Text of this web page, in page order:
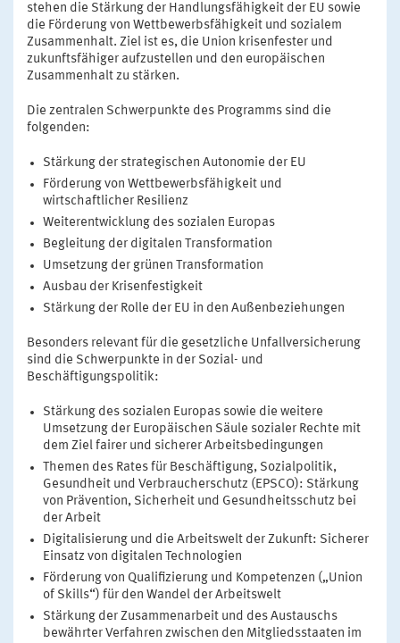
stehen die Stärkung der Handlungsfähigkeit der EU sowie
die Förderung von Wettbewerbsfähigkeit und sozialem
Zusammenhalt. Ziel ist es, die Union krisenfester und
zukunftsfähiger aufzustellen und den europäischen
Zusammenhalt zu stärken.
Die zentralen Schwerpunkte des Programms sind die
folgenden:
Stärkung der strategischen Autonomie der EU
Förderung von Wettbewerbsfähigkeit und
wirtschaftlicher Resilienz
Weiterentwicklung des sozialen Europas
Begleitung der digitalen Transformation
Umsetzung der grünen Transformation
Ausbau der Krisenfestigkeit
Stärkung der Rolle der EU in den Außenbeziehungen
Besonders relevant für die gesetzliche Unfallversicherung
sind die Schwerpunkte in der Sozial- und
Beschäftigungspolitik:
Stärkung des sozialen Europas sowie die weitere
Umsetzung der Europäischen Säule sozialer Rechte mit
dem Ziel fairer und sicherer Arbeitsbedingungen
Themen des Rates für Beschäftigung, Sozialpolitik,
Gesundheit und Verbraucherschutz (EPSCO): Stärkung
von Prävention, Sicherheit und Gesundheitsschutz bei
der Arbeit
Digitalisierung und die Arbeitswelt der Zukunft: Sicherer
Einsatz von digitalen Technologien
Förderung von Qualifizierung und Kompetenzen („Union
of Skills“) für den Wandel der Arbeitswelt
Stärkung der Zusammenarbeit und des Austauschs
bewährter Verfahren zwischen den Mitgliedsstaaten im